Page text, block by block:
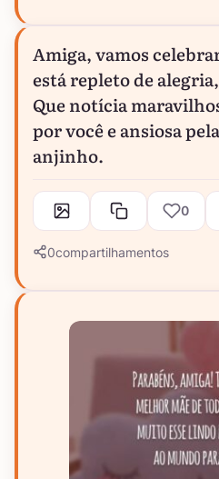
Amiga, vamos
está repleto de
Que notícia
por você e ansiosa
anjinho.
0
0compartilhamentos